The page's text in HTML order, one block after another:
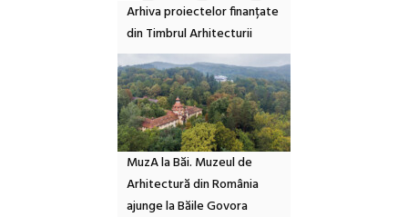
Arhiva proiectelor finanțate
din Timbrul Arhitecturii
MuzA la Băi. Muzeul de
Arhitectură din România
ajunge la Băile Govora